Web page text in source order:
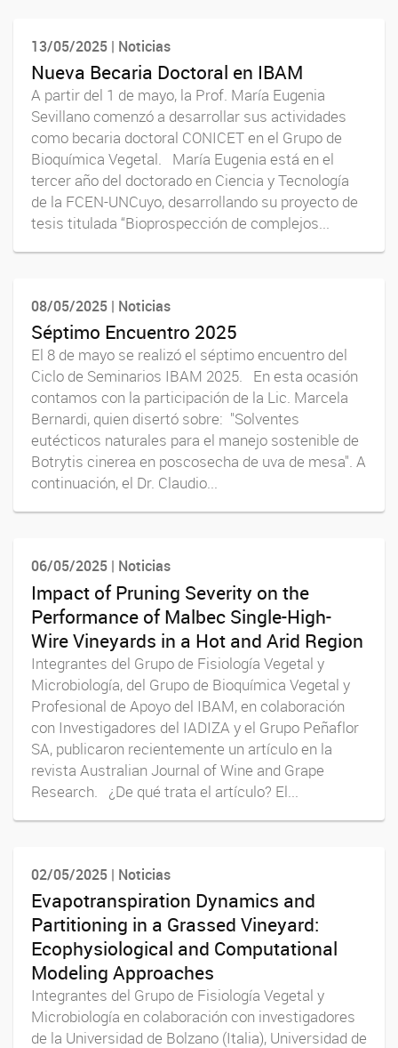
13/05/2025 | Noticias
Nueva Becaria Doctoral en IBAM
A partir del 1 de mayo, la Prof. María Eugenia
Sevillano comenzó a desarrollar sus actividades
como becaria doctoral CONICET en el Grupo de
Bioquímica Vegetal. María Eugenia está en el
tercer año del doctorado en Ciencia y Tecnología
de la FCEN-UNCuyo, desarrollando su proyecto de
tesis titulada “Bioprospección de complejos...
08/05/2025 | Noticias
Séptimo Encuentro 2025
El 8 de mayo se realizó el séptimo encuentro del
Ciclo de Seminarios IBAM 2025. En esta ocasión
contamos con la participación de la Lic. Marcela
Bernardi, quien disertó sobre: "Solventes
eutécticos naturales para el manejo sostenible de
Botrytis cinerea en poscosecha de uva de mesa". A
continuación, el Dr. Claudio...
06/05/2025 | Noticias
Impact of Pruning Severity on the
Performance of Malbec Single-High-
Wire Vineyards in a Hot and Arid Region
Integrantes del Grupo de Fisiología Vegetal y
Microbiología, del Grupo de Bioquímica Vegetal y
Profesional de Apoyo del IBAM, en colaboración
con Investigadores del IADIZA y el Grupo Peñaflor
SA, publicaron recientemente un artículo en la
revista Australian Journal of Wine and Grape
Research. ¿De qué trata el artículo? El...
02/05/2025 | Noticias
Evapotranspiration Dynamics and
Partitioning in a Grassed Vineyard:
Ecophysiological and Computational
Modeling Approaches
Integrantes del Grupo de Fisiología Vegetal y
Microbiología en colaboración con investigadores
de la Universidad de Bolzano (Italia), Universidad de